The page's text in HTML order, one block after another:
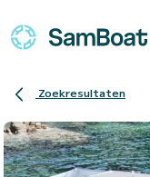
Zoekresultaten